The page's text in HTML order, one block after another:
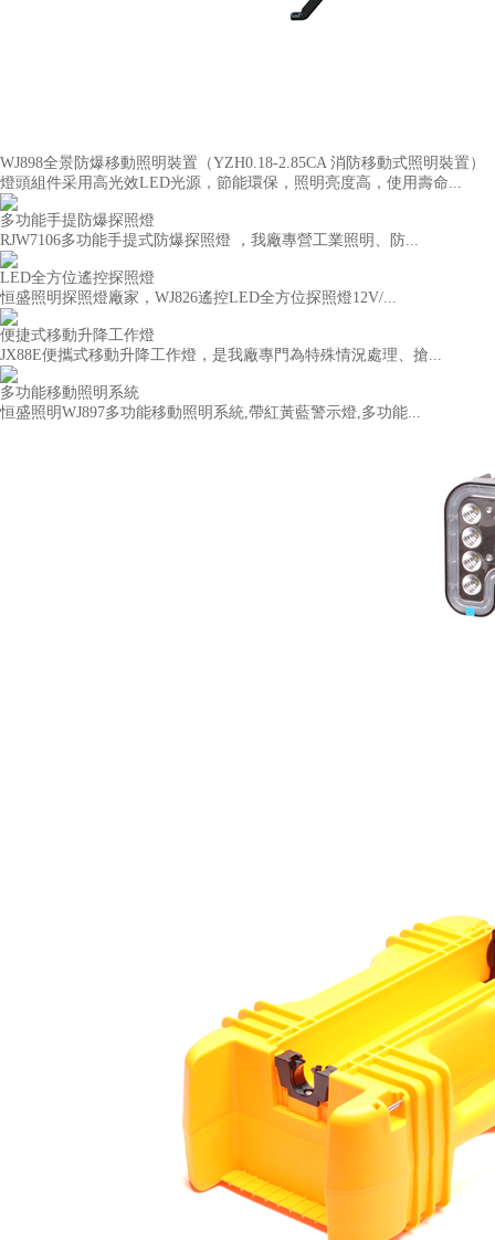
WJ898全景防爆移動照明裝置（YZH0.18-2.85CA 消防移動式照明裝置）
燈頭組件采用高光效LED光源，節能環保，照明亮度高，使用壽命...
多功能手提防爆探照燈
RJW7106多功能手提式防爆探照燈 ，我廠專營工業照明、防...
LED全方位遙控探照燈
恒盛照明探照燈廠家，WJ826遙控LED全方位探照燈12V/...
便捷式移動升降工作燈
JX88E便攜式移動升降工作燈，是我廠專門為特殊情況處理、搶...
多功能移動照明系統
恒盛照明WJ897多功能移動照明系統,帶紅黃藍警示燈,多功能...